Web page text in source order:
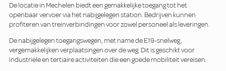
De locatie in Mechelen biedt een gemakkelijke toegang tot het
openbaar vervoer via het nabijgelegen station. Bedrijven kunnen
profiteren van treinverbindingen voor zowel personeel als leveringen.
De nabijgelegen toegangswegen, met name de E19-snelweg,
vergemakkelijken verplaatsingen over de weg. Dit is geschikt voor
industriële en tertiaire activiteiten die een goede mobiliteit vereisen.